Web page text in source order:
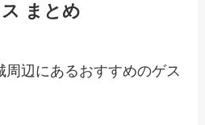
まとめ
周辺にあるおすすめのゲス